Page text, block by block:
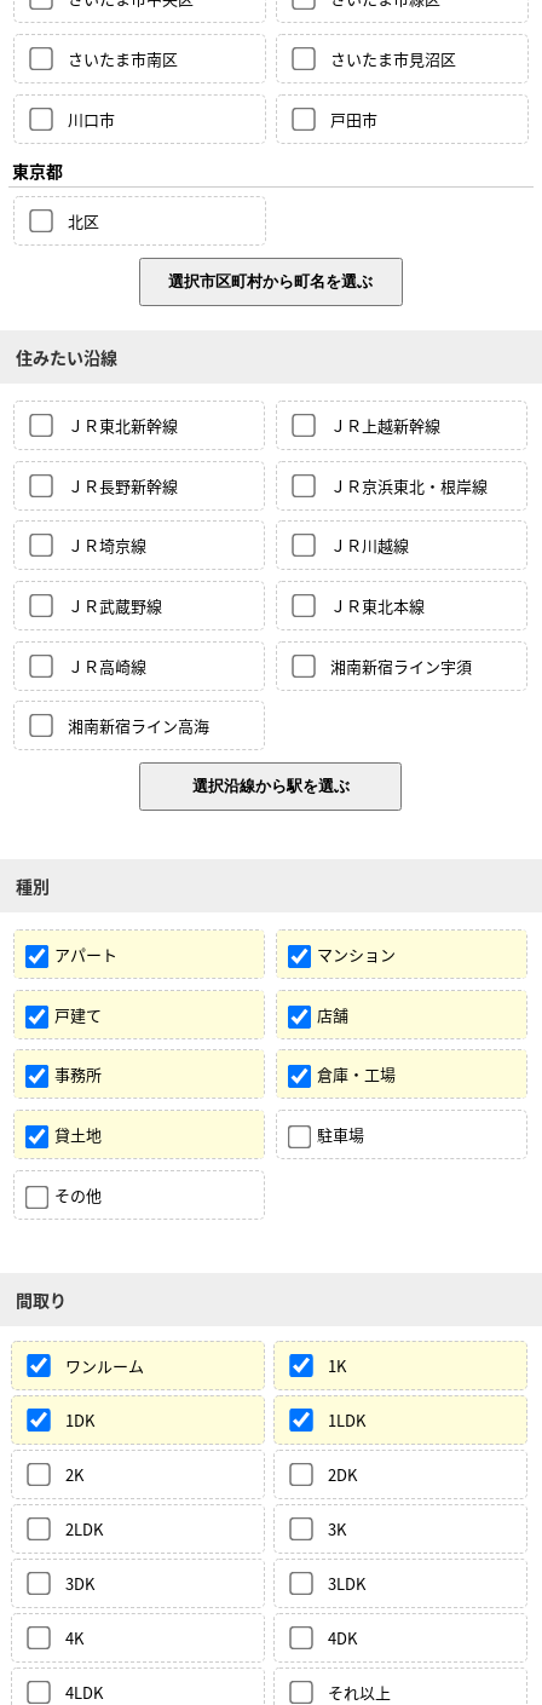
さいたま市南区 さいたま市見沼区
川口市 戸田市
東京都
北区
住みたい沿線
ＪＲ東北新幹線 ＪＲ上越新幹線
ＪＲ長野新幹線 ＪＲ京浜東北・根岸線
ＪＲ埼京線 ＪＲ川越線
ＪＲ武蔵野線 ＪＲ東北本線
ＪＲ高崎線 湘南新宿ライン宇須
湘南新宿ライン高海
種別
アパート マンション
戸建て 店舗
事務所 倉庫・工場
貸土地 駐車場
その他
間取り
ワンルーム 1K
1DK 1LDK
2K 2DK
2LDK 3K
3DK 3LDK
4K 4DK
4LDK それ以上